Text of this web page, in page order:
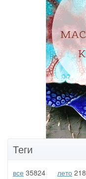
Теги
все 35824 лето